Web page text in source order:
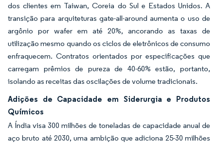
dos clientes em Taiwan, Coreia do Sul e Estados Unidos. A
transição para arquiteturas gate-all-around aumenta o uso de
argônio por wafer em até 20%, ancorando as taxas de
utilização mesmo quando os ciclos de eletrônicos de consumo
enfraquecem. Contratos orientados por especificações que
carregam prêmios de pureza de 40-60% estão, portanto,
isolando as receitas das oscilações de volume tradicionais.
Adições de Capacidade em Siderurgia e Produtos
Químicos
A Índia visa 300 milhões de toneladas de capacidade anual de
aço bruto até 2030, uma ambição que adiciona 25-30 milhões